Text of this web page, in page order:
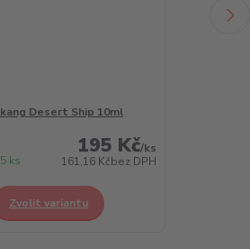
Desert Ship 10ml
195 Kč/ks
161,16 Kčbez DPH
ks
Zvolit variantu